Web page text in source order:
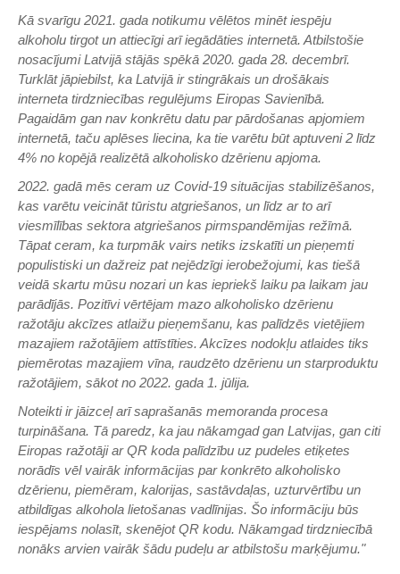
Kā svarīgu 2021. gada notikumu vēlētos minēt iespēju
alkoholu tirgot un attiecīgi arī iegādāties internetā. Atbilstošie
nosacījumi Latvijā stājās spēkā 2020. gada 28. decembrī.
Turklāt jāpiebilst, ka Latvijā ir stingrākais un drošākais
interneta tirdzniecības regulējums Eiropas Savienībā.
Pagaidām gan nav konkrētu datu par pārdošanas apjomiem
internetā, taču aplēses liecina, ka tie varētu būt aptuveni 2 līdz
4% no kopējā realizētā alkoholisko dzērienu apjoma.
2022. gadā mēs ceram uz Covid-19 situācijas stabilizēšanos,
kas varētu veicināt tūristu atgriešanos, un līdz ar to arī
viesmīlības sektora atgriešanos pirmspandēmijas režīmā.
Tāpat ceram, ka turpmāk vairs netiks izskatīti un pieņemti
populistiski un dažreiz pat nejēdzīgi ierobežojumi, kas tiešā
veidā skartu mūsu nozari un kas iepriekš laiku pa laikam jau
parādījās. Pozitīvi vērtējam mazo alkoholisko dzērienu
ražotāju akcīzes atlaižu pieņemšanu, kas palīdzēs vietējiem
mazajiem ražotājiem attīstīties. Akcīzes nodokļu atlaides tiks
piemērotas mazajiem vīna, raudzēto dzērienu un starproduktu
ražotājiem, sākot no 2022. gada 1. jūlija.
Noteikti ir jāizceļ arī saprašanās memoranda procesa
turpināšana. Tā paredz, ka jau nākamgad gan Latvijas, gan citi
Eiropas ražotāji ar QR koda palīdzību uz pudeles etiķetes
norādīs vēl vairāk informācijas par konkrēto alkoholisko
dzērienu, piemēram, kalorijas, sastāvdaļas, uzturvērtību un
atbildīgas alkohola lietošanas vadlīnijas. Šo informāciju būs
iespējams nolasīt, skenējot QR kodu. Nākamgad tirdzniecībā
nonāks arvien vairāk šādu pudeļu ar atbilstošu marķējumu."